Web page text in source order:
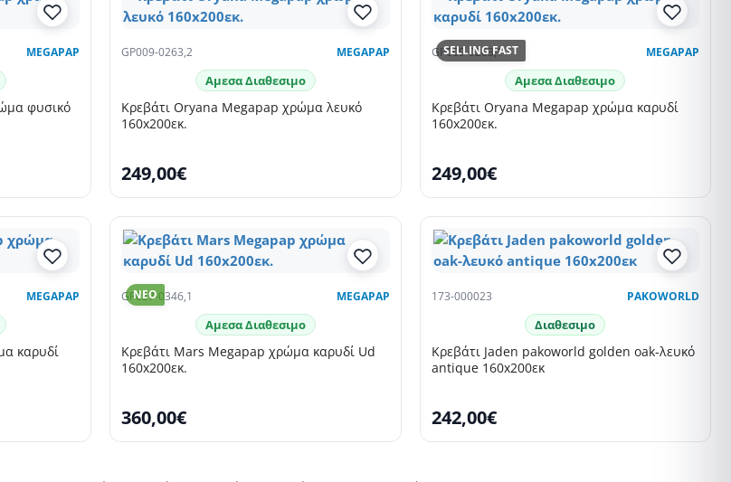
MEGAPAP
φυσικό
GP009-0263,2 MEGAPAP
Αμεσα Διαθεσιμο
Κρεβάτι Oryana Megapap χρώμα λευκό
160x200εκ.
249,00€
SELLING FAST
GP009-0263,1 MEGAPAP
Αμεσα Διαθεσιμο
Κρεβάτι Oryana Megapap χρώμα καρυδί
160x200εκ.
249,00€
MEGAPAP
καρυδί
NEO
GP037-0346,1 MEGAPAP
Αμεσα Διαθεσιμο
Κρεβάτι Mars Megapap χρώμα καρυδί Ud
160x200εκ.
360,00€
173-000023 PAKOWORLD
Διαθεσιμο
Κρεβάτι Jaden pakoworld golden oak-λευκό
antique 160x200εκ
242,00€